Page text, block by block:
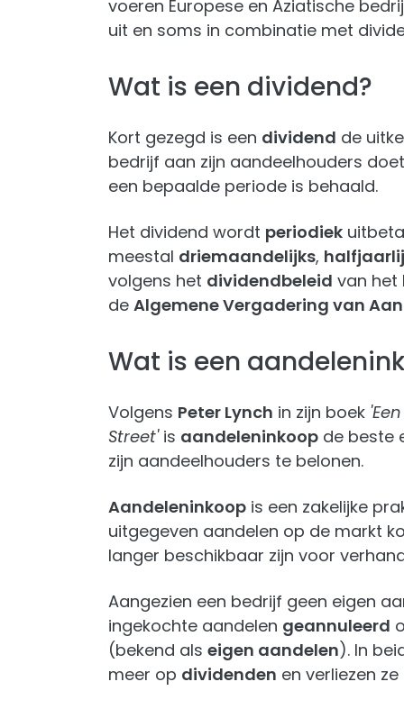
voeren Europese en Aziatische
uit en soms in combinatie met
Wat is een dividend?
Kort gezegd is een dividend de
bedrijf aan zijn aandeelhouders
een bepaalde periode is behaald.
Het dividend wordt periodiek
meestal driemaandelijks,
volgens het dividendbeleid van het
de Algemene Vergadering van
Wat is een
Volgens Peter Lynch in zijn boek
Street'is aandeleninkoop de beste
zijn aandeelhouders te belonen.
Aandeleninkoop is een zakelijke
uitgegeven aandelen op de markt
langer beschikbaar zijn voor
Aangezien een bedrijf geen eigen
ingekochte aandelen geannuleerd
(bekend als eigen aandelen). In
meer op dividenden en verliezen